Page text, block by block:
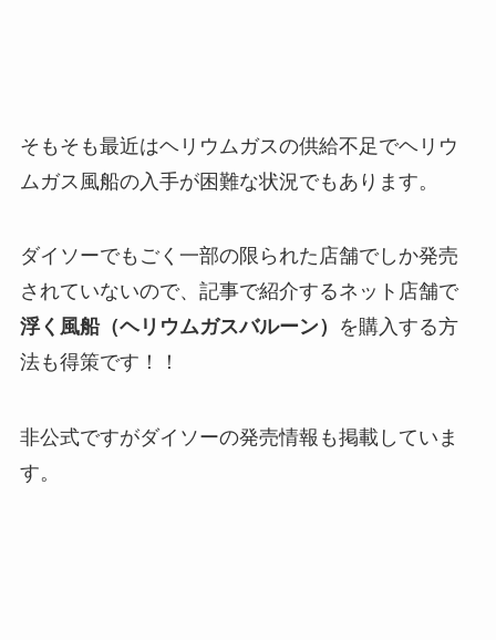
そもそも最近はヘリウムガスの供給不足でヘリウ
ムガス風船の入手が困難な状況でもあります。
ダイソーでもごく一部の限られた店舗でしか発売
されていないので、記事で紹介するネット店舗で
浮く風船（ヘリウムガスバルーン）
を購入する方
法も得策です！！
非公式ですがダイソーの発売情報も掲載していま
す。